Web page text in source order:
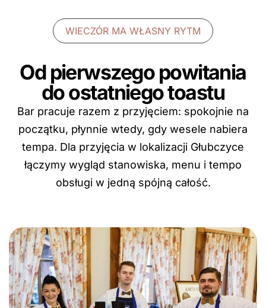
WIECZÓR MA WŁASNY RYTM
Od pierwszego powitania
do ostatniego toastu
Bar pracuje razem z przyjęciem: spokojnie na
początku, płynnie wtedy, gdy wesele nabiera
tempa. Dla przyjęcia w lokalizacji Głubczyce
łączymy wygląd stanowiska, menu i tempo
obsługi w jedną spójną całość.